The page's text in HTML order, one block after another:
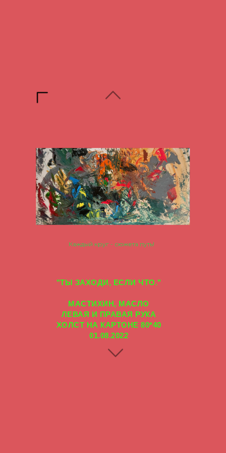
"ТЫ ЗАХОДИ, ЕСЛИ ЧТО."
МАСТИХИН, МАСЛО
ЛЕВАЯ И ПРАВАЯ РУКА
ХОЛСТ НА КАРТОНЕ 80*40
01.08.2022
Каждый круг - сюжета путь!